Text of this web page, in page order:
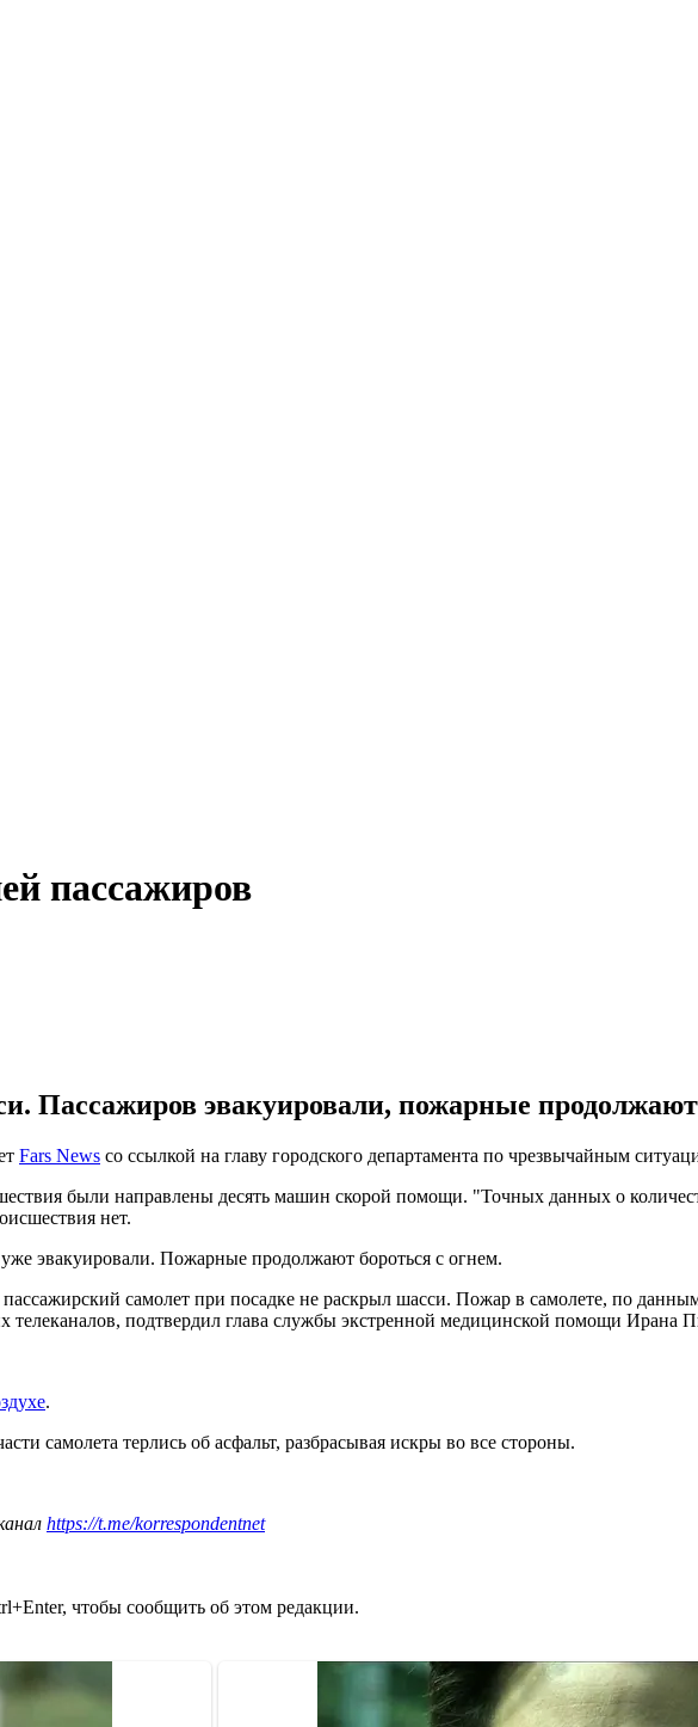
пассажиров
Пассажиров эвакуировали, пожарные
Fars News со ссылкой на главу городского департамента по чрезвычайным
были направлены десять машин скорой помощи. "Точных данных о
нет.
эвакуировали. Пожарные продолжают бороться с огнем.
самолет при посадке не раскрыл шасси. Пожар в самолете, по
телеканалов, подтвердил глава службы экстренной медицинской помощи Ирана
.
самолета терлись об асфальт, разбрасывая искры во все стороны.
https://t.me/korrespondentnet
чтобы сообщить об этом редакции.